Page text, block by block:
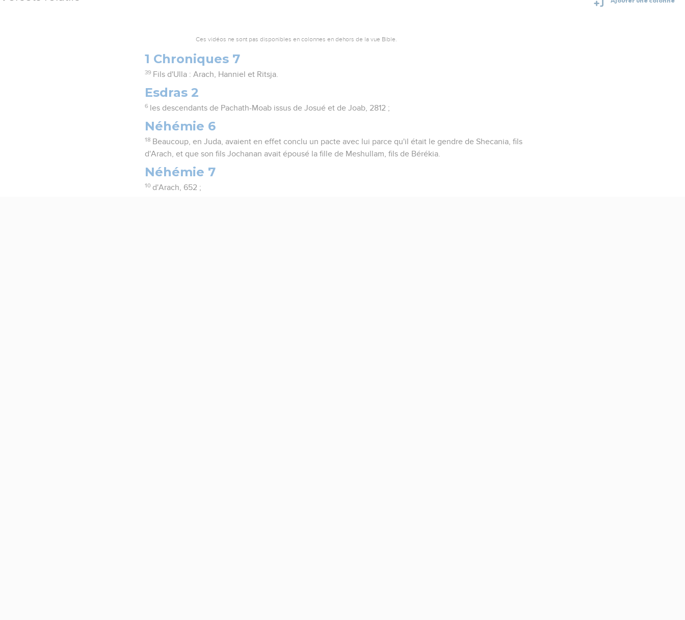
Ces vidéos ne sont pas disponibles en colonnes en dehors de la vue Bible.
1 Chroniques 7
39 Fils d'Ulla : Arach, Hanniel et Ritsja.
Esdras 2
6 les descendants de Pachath-Moab issus de Josué et de Joab, 2812 ;
Néhémie 6
18 Beaucoup, en Juda, avaient en effet conclu un pacte avec lui parce qu'il était le gendre de Shecania, fils
d'Arach, et que son fils Jochanan avait épousé la fille de Meshullam, fils de Bérékia.
Néhémie 7
10 d'Arach, 652 ;